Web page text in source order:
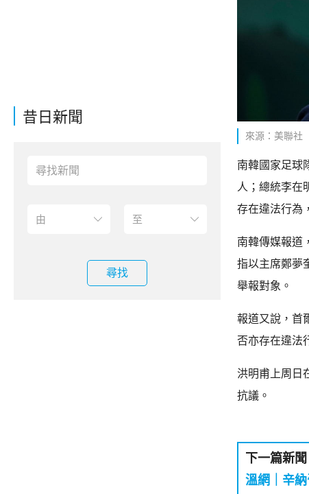
昔日新聞
尋找
來源：美聯社
南韓國家足球
人；總統李在
存在違法行為
南韓傳媒報道
指以主席鄭夢
舉報對象。
報道又說，首
否亦存在違法
洪明甫上周日
抗議。
下一篇新聞
溫網｜辛